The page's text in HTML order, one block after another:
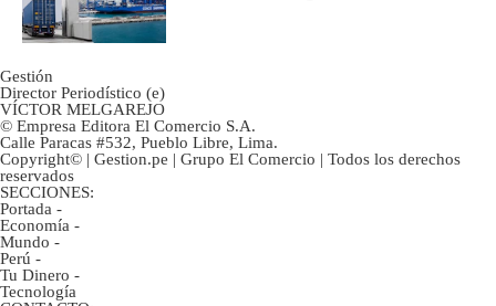
Gestión
Director Periodístico (e)
VÍCTOR MELGAREJO
© Empresa Editora El Comercio S.A.
Calle Paracas #532, Pueblo Libre, Lima.
Copyright© | Gestion.pe | Grupo El Comercio | Todos los derechos
reservados
SECCIONES:
Portada -
Economía -
Mundo -
Perú -
Tu Dinero -
Tecnología